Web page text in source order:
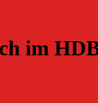
im